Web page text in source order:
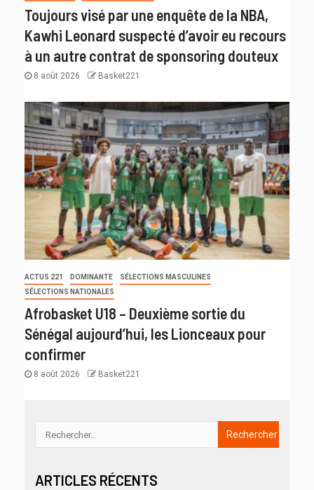
Toujours visé par une enquête de la NBA,
Kawhi Leonard suspecté d’avoir eu recours
à un autre contrat de sponsoring douteux
8 août 2026 Basket221
ACTUS 221 DOMINANTE
SÉLECTIONS MASCULINES
SÉLECTIONS NATIONALES
Afrobasket U18 – Deuxième sortie du
Sénégal aujourd’hui, les Lionceaux pour
confirmer
8 août 2026 Basket221
ARTICLES RÉCENTS